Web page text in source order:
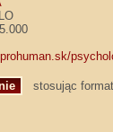
5.000
stosując